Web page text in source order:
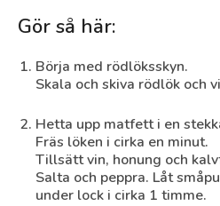
Gör så här:
Börja med rödlöksskyn.
Skala och skiva rödlök och
Hetta upp matfett i en
Fräs löken i cirka en minut.
Tillsätt vin, honung och
Salta och peppra. Låt
under lock i cirka 1 timme.